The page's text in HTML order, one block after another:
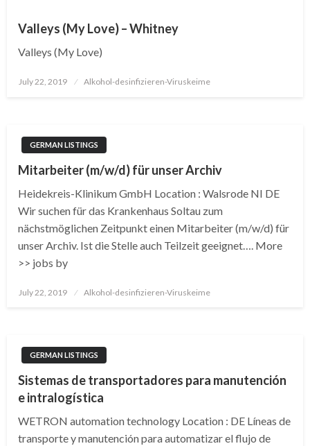
Valleys (My Love) – Whitney
Valleys (My Love)
Posted
July 22, 2019 Alkohol-desinfizieren-Viruskeime
GERMAN LISTINGS
Mitarbeiter (m/w/d) für unser Archiv
Heidekreis-Klinikum GmbH Location : Walsrode NI DE
Wir suchen für das Krankenhaus Soltau zum
nächstmöglichen Zeitpunkt einen Mitarbeiter (m/w/d) für
unser Archiv. Ist die Stelle auch Teilzeit geeignet…. More
>> jobs by
Posted
July 22, 2019 Alkohol-desinfizieren-Viruskeime
GERMAN LISTINGS
Sistemas de transportadores para manutención
e intralogística
WETRON automation technology Location : DE Líneas de
transporte y manutención para automatizar el flujo de